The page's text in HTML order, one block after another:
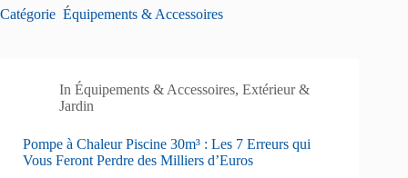
Catégorie Équipements & Accessoires
In Équipements & Accessoires,Extérieur &
Jardin
Pompe à Chaleur Piscine 30m³ : Les 7 Erreurs qui
Vous Feront Perdre des Milliers d’Euros